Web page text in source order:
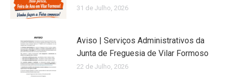
31 de Julho, 2026
Aviso | Serviços Administrativos da
Junta de Freguesia de Vilar Formoso
22 de Julho, 2026